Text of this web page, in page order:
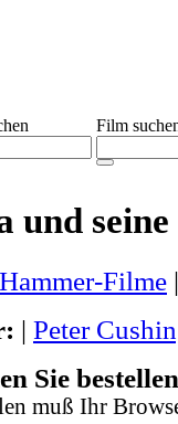
Film
und
Hammer-Filme |
| Peter
Sie
muß Ihr